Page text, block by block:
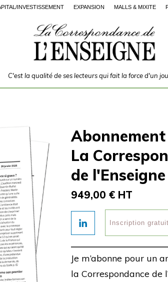
INVESTISSEMENT EXPANSION MALLS & MIXITÉ
C'est la qualité de ses lecteurs qui fait la force d'un
La
de l'Enseigne
949,00 € HT
Je m’abonne pour un
la Correspondance de